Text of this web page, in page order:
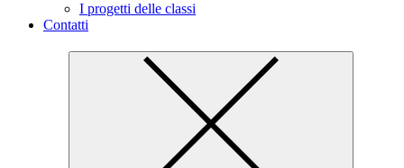
I progetti delle classi
Contatti